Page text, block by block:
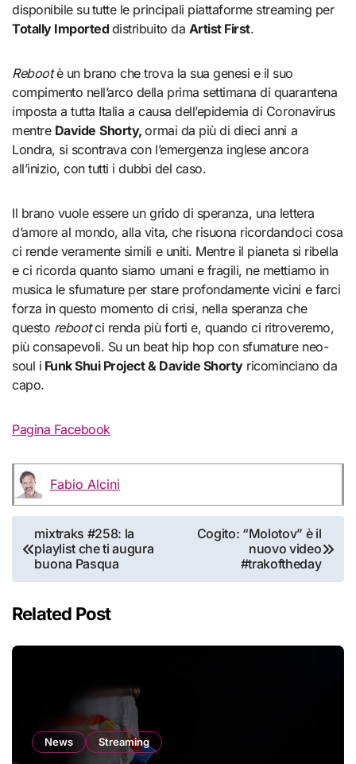
disponibile sututte le principali piattaforme streaming per
Totally Imported distribuito da Artist First.
Rebootè un brano che trova la sua genesi e il suo
compimento nell’arco della prima settimana di quarantena
imposta a tutta Italia a causa dell’epidemia di Coronavirus
mentre Davide Shorty,ormai da più di dieci anni a
Londra, si scontrava con l’emergenza inglese ancora
all’inizio, con tutti i dubbi del caso.
Il brano vuole essere un grido di speranza, una lettera
d’amore al mondo, alla vita, che risuona ricordandoci cosa
ci rende veramente simili e uniti. Mentre il pianeta si ribella
e ci ricorda quanto siamo umani e fragili, ne mettiamo in
musica le sfumature per stare profondamente vicini e farci
forza in questo momento di crisi, nella speranza che
questo rebootci renda più forti e, quando ci ritroveremo,
più consapevoli. Su un beat hip hop con sfumature neo-
soul i Funk Shui Project & Davide Shortyricominciano da
capo.
Pagina Facebook
Fabio Alcini
Navigazione
articoli
mixtraks #258: la
playlist che ti augura
buona Pasqua
Cogito: “Molotov” è il
nuovo video
#trakoftheday
Related Post
News Streaming